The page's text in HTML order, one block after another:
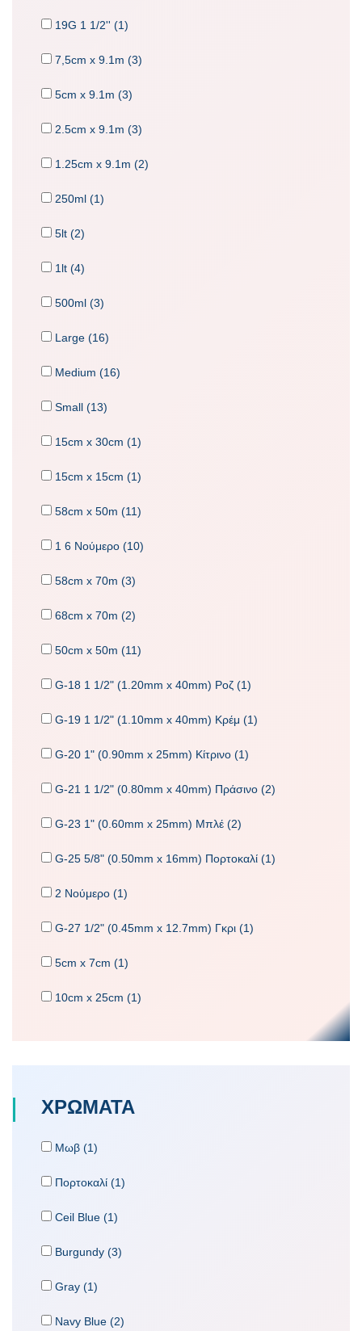
19G 1 1/2'' (1)
7,5cm x 9.1m (3)
5cm x 9.1m (3)
2.5cm x 9.1m (3)
1.25cm x 9.1m (2)
250ml (1)
5lt (2)
1lt (4)
500ml (3)
Large (16)
Medium (16)
Small (13)
15cm x 30cm (1)
15cm x 15cm (1)
58cm x 50m (11)
1 6 Νούμερο (10)
58cm x 70m (3)
68cm x 70m (2)
50cm x 50m (11)
G-18 1 1/2" (1.20mm x 40mm) Ροζ (1)
G-19 1 1/2" (1.10mm x 40mm) Κρέμ (1)
G-20 1" (0.90mm x 25mm) Κίτρινο (1)
G-21 1 1/2" (0.80mm x 40mm) Πράσινο (2)
G-23 1" (0.60mm x 25mm) Μπλέ (2)
G-25 5/8" (0.50mm x 16mm) Πορτοκαλί (1)
2 Νούμερο (1)
G-27 1/2" (0.45mm x 12.7mm) Γκρι (1)
5cm x 7cm (1)
10cm x 25cm (1)
ΧΡΩΜΑΤΑ
Μωβ (1)
Πορτοκαλί (1)
Ceil Blue (1)
Burgundy (3)
Gray (1)
Navy Blue (2)